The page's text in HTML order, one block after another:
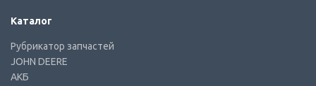
Каталог
Рубрикатор запчастей
JOHN DEERE
АКБ